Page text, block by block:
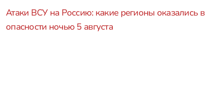
Атаки ВСУ на Россию: какие регионы оказались в
опасности ночью 5 августа